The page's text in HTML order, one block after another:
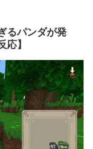
るパンダが発
応】